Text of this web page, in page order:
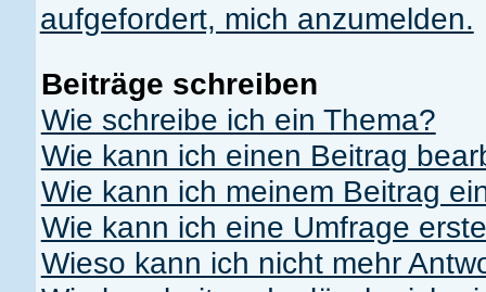
aufgefordert, mich anzumelden.
Beiträge schreiben
Wie schreibe ich ein Thema?
Wie kann ich einen Beitrag
Wie kann ich meinem Beitrag
Wie kann ich eine Umfrage
Wieso kann ich nicht mehr